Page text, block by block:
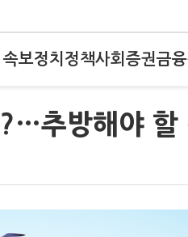
속보정치 정책사회 증권금융
추방해야 할